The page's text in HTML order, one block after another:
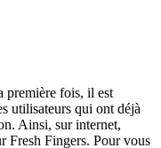
première fois, il est
utilisateurs qui ont déjà
Ainsi, sur internet,
Fresh Fingers. Pour vous